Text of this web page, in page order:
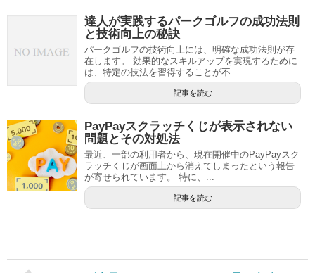
達人が実践するパークゴルフの成功法則
と技術向上の秘訣
パークゴルフの技術向上には、明確な成功法則が存
在します。 効果的なスキルアップを実現するために
は、特定の技法を習得することが不...
記事を読む
PayPayスクラッチくじが表示されない
問題とその対処法
最近、一部の利用者から、現在開催中のPayPayスク
ラッチくじが画面上から消えてしまったという報告
が寄せられています。 特に、...
記事を読む